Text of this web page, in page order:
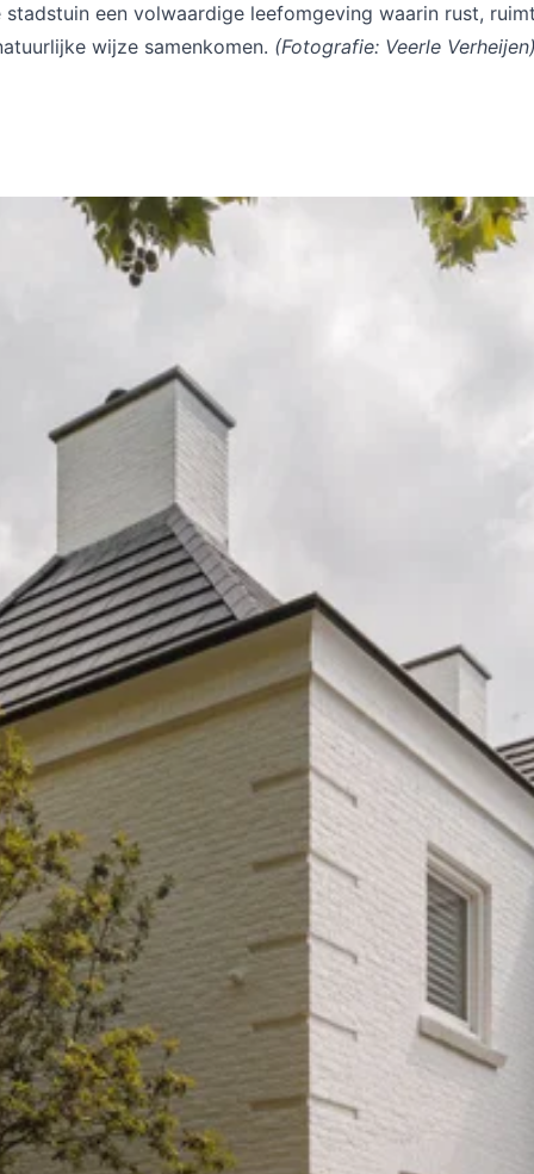
een volwaardige leefomgeving waarin rust,
wijze samenkomen. (Fotografie: Veerle